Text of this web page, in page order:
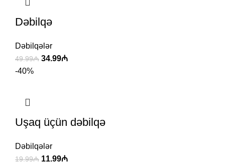
Dəbilqə
Dəbilqələr
49.99₼ 34.99₼
-40%
Uşaq üçün dəbilqə
Dəbilqələr
19.99₼ 11.99₼